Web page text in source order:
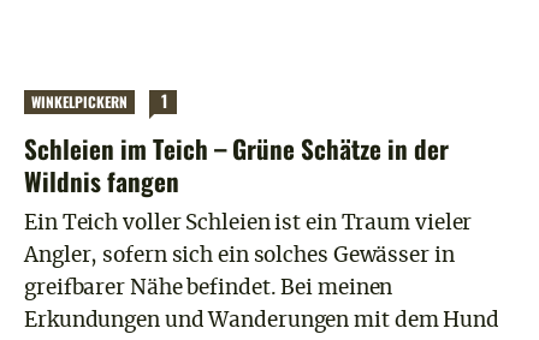
WINKELPICKERN 1
Schleien im Teich – Grüne Schätze in der
Wildnis fangen
Ein Teich voller Schleien ist ein Traum vieler
Angler, sofern sich ein solches Gewässer in
greifbarer Nähe befindet. Bei meinen
Erkundungen und Wanderungen mit dem Hund